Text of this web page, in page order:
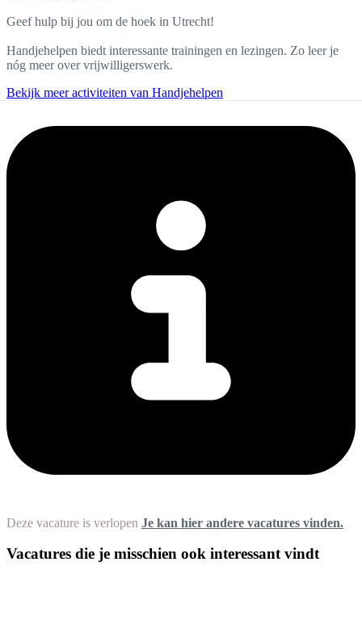
Geef hulp bij jou om de hoek in Utrecht!
Handjehelpen biedt interessante trainingen en lezingen. Zo leer je
nóg meer over vrijwilligerswerk.
Bekijk meer activiteiten van Handjehelpen
Deze vacature is verlopen Je kan hier andere vacatures vinden.
Vacatures die je misschien ook interessant vindt